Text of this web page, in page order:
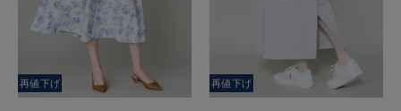
再値下げ 再値下げ